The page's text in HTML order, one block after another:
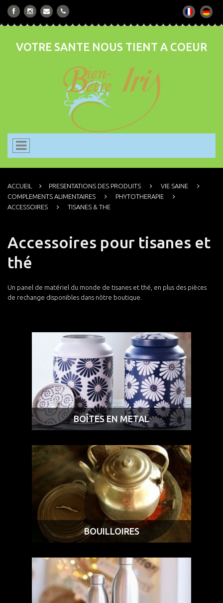
VOTRE SANTE NOUS TIENT A COEUR
ACCUEIL PRESENTATIONS DES PRODUITS
VIE SAINE
COMPLEMENTS ALIMENTAIRES
PHYTOTHERAPIE
ACCESSOIRES
TISANES & THE
Accessoires pour tisanes et
thé
Un panel de matériel du monde de tisanes et thé, en plus des pièces
de rechange disponibles dans nôtre boutique.
BOÎTES EN METAL
BOUILLOIRES